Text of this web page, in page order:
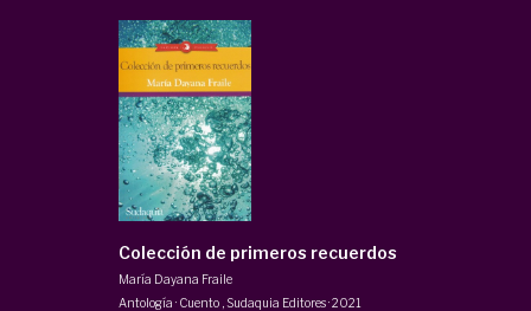
Colección de primeros recuerdos
María Dayana Fraile
Antología · Cuento, Sudaquia Editores·2021